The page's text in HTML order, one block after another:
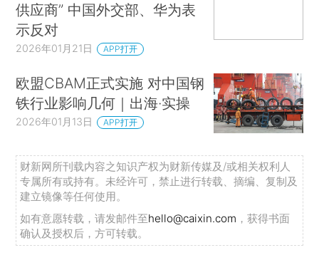
供应商” 中国外交部、华为表
示反对
2026年01月21日 APP打开
欧盟CBAM正式实施 对中国钢
铁行业影响几何｜出海·实操
2026年01月13日 APP打开
财新网所刊载内容之知识产权为财新传媒及/或相关权利人
专属所有或持有。未经许可，禁止进行转载、摘编、复制及
建立镜像等任何使用。
如有意愿转载，请发邮件至hello@caixin.com ，获得书面
确认及授权后，方可转载。